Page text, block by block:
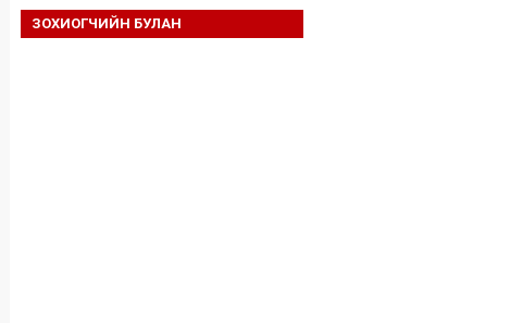
13:01 Б.Пүрэвдагва: 103 үйлчилгээний
ЗОХИОГЧИЙН БУЛАН